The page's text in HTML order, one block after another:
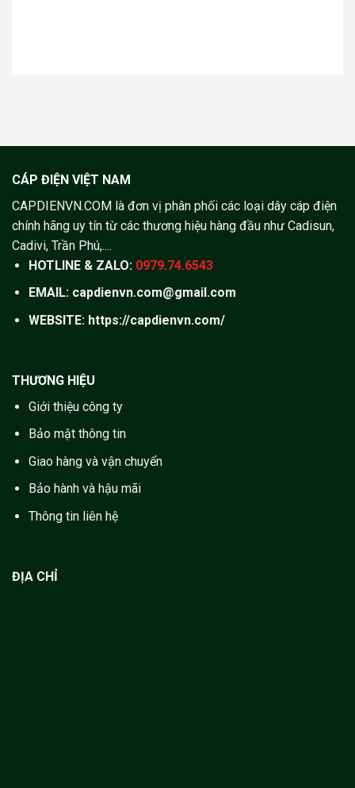
CÁP ĐIỆN VIỆT NAM
CAPDIENVN.COM là đơn vị phân phối các loại dây cáp điện
chính hãng uy tín từ các thương hiệu hàng đầu như Cadisun,
Cadivi, Trần Phú,....
HOTLINE & ZALO: 0979.74.6543
EMAIL: capdienvn.com@gmail.com
WEBSITE: https://capdienvn.com/
THƯƠNG HIỆU
Giới thiệu công ty
Bảo mật thông tin
Giao hàng và vận chuyển
Bảo hành và hậu mãi
Thông tin liên hệ
ĐỊA CHỈ